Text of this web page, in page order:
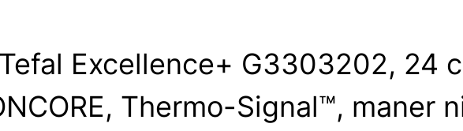
Excellence+ G3303202, 24
Thermo-Signal™, maner